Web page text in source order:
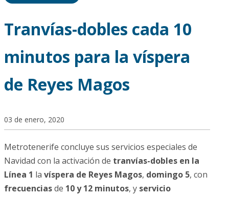
Tranvías-dobles cada 10
minutos para la víspera
de Reyes Magos
03 de enero, 2020
Metrotenerife concluye sus servicios especiales de
Navidad con la activación de tranvías-dobles en la
Línea 1 la víspera de Reyes Magos, domingo 5, con
frecuenciasde 10 y 12 minutos, y servicio